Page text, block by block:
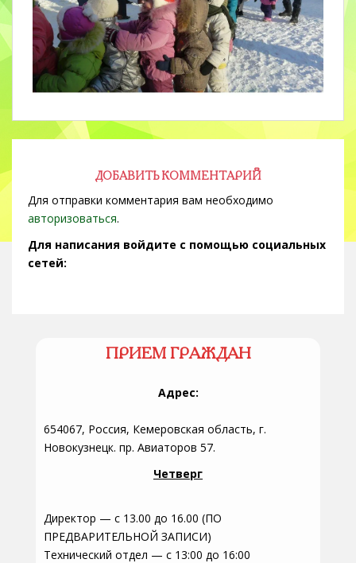
ДОБАВИТЬ КОММЕНТАРИЙ
Для отправки комментария вам необходимо
авторизоваться.
Для написания войдите с помощью социальных
сетей:
ПРИЕМ ГРАЖДАН
Адрес:
654067, Россия, Кемеровская область, г.
Новокузнецк. пр. Авиаторов 57.
Четверг
Директор — с 13.00 до 16.00 (ПО
ПРЕДВАРИТЕЛЬНОЙ ЗАПИСИ)
Технический отдел — с 13:00 до 16:00